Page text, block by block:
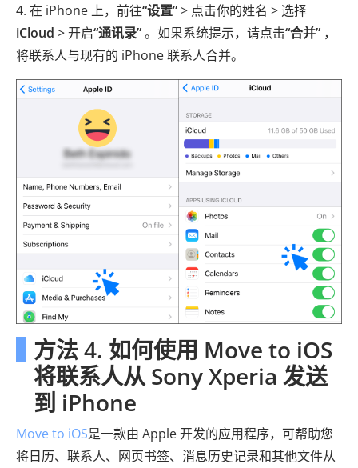
4. 在 iPhone 上，前往“设置”> 点击你的姓名 > 选择
iCloud > 开启“通讯录”。如果系统提示，请点击“合并” ，
将联系人与现有的 iPhone 联系人合并。
方法 4. 如何使用 Move to iOS
将联系人从 Sony Xperia 发送
到 iPhone
Move to iOS是一款由 Apple 开发的应用程序，可帮助您
将日历、联系人、网页书签、消息历史记录和其他文件从